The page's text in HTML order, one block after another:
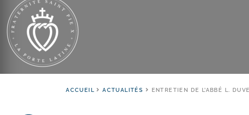
ACCUEIL ACTUALITÉS ENTRETIEN DE L’ABBÉ L.